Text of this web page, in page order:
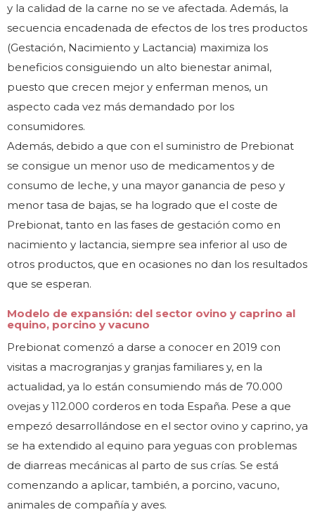
y la calidad de la carne no se ve afectada. Además, la
secuencia encadenada de efectos de los tres productos
(Gestación, Nacimiento y Lactancia) maximiza los
beneficios consiguiendo un alto bienestar animal,
puesto que crecen mejor y enferman menos, un
aspecto cada vez más demandado por los
consumidores.
Además, debido a que con el suministro de Prebionat
se consigue un menor uso de medicamentos y de
consumo de leche, y una mayor ganancia de peso y
menor tasa de bajas, se ha logrado que el coste de
Prebionat, tanto en las fases de gestación como en
nacimiento y lactancia, siempre sea inferior al uso de
otros productos, que en ocasiones no dan los resultados
que se esperan.
Modelo de expansión: del sector ovino y caprino al
equino, porcino y vacuno
Prebionat comenzó a darse a conocer en 2019 con
visitas a macrogranjas y granjas familiares y, en la
actualidad, ya lo están consumiendo más de 70.000
ovejas y 112.000 corderos en toda España. Pese a que
empezó desarrollándose en el sector ovino y caprino, ya
se ha extendido al equino para yeguas con problemas
de diarreas mecánicas al parto de sus crías. Se está
comenzando a aplicar, también, a porcino, vacuno,
animales de compañía y aves.